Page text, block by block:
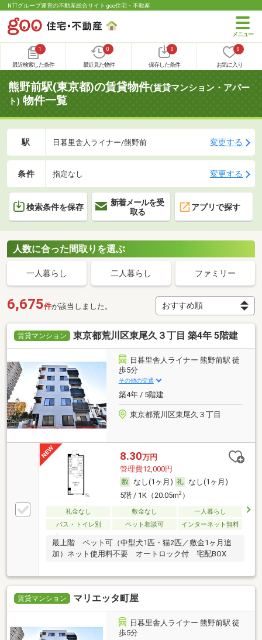
NTTグループ運営の不動産総合サイト goo住宅・不動産
1
最近検索した条件
0
最近見た物件
0
保存した条件
0
お気に入り
熊野前駅(東京都)の賃貸物件(賃貸マンション・アパー
ト) 物件一覧
駅 日暮里舎人ライナー/熊野前 変更する
条件 指定なし 変更する
検索条件を保存
新着メールを受
取る
アプリで探す
人数に合った間取りを選ぶ
一人暮らし 二人暮らし ファミリー
6,675件が該当しました。
賃貸マンション 東京都荒川区東尾久３丁目 築4年 5階建
日暮里舎人ライナー 熊野前駅 徒
歩5分
その他の交通
築4年 / 5階建
東京都荒川区東尾久３丁目
8.30万円
管理費12,000円
なし(1ヶ月)
なし(1ヶ月)
5階 / 1K（20.05m2）
礼金なし 敷金なし
一人暮らし
バス・トイレ別
ペット相談可 インターネット無料
最上階 ペット可（中型犬1匹・猫2匹／敷金1ヶ月追
加）ネット使用料不要 オートロック付 宅配BOX
賃貸マンション マリエッタ町屋
日暮里舎人ライナー 熊野前駅 徒
歩5分